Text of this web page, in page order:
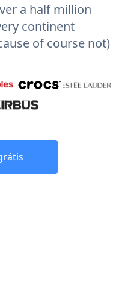
a half million
continent
of course not)